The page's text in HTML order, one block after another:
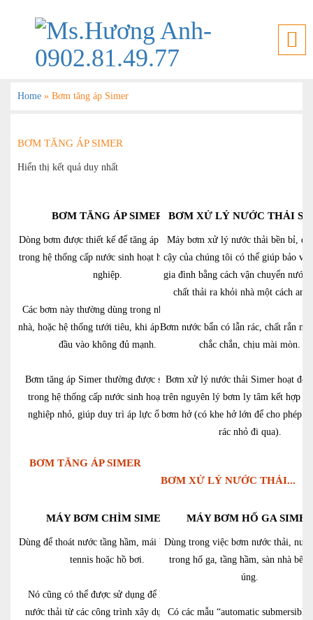
Home » Bơm tăng áp Simer
BƠM TĂNG ÁP SIMER
Hiển thị kết quả duy nhất
BƠM TĂNG ÁP SIMER
Dòng bơm được thiết kế để tăng áp lực nước
trong hệ thống cấp nước sinh hoạt hoặc công
nghiệp.
Các bơm này thường dùng trong nhà ở, tòa
nhà, hoặc hệ thống tưới tiêu, khi áp lực nước
đầu vào không đủ mạnh.
Bơm tăng áp Simer thường được sử dụng
trong hệ thống cấp nước sinh hoạt, công
nghiệp nhỏ, giúp duy trì áp lực ổn định.
BƠM TĂNG ÁP SIMER
BƠM XỬ LÝ NƯỚC THẢI
Máy bơm xử lý nước thải bền bỉ,
cậy của chúng tôi có thể giúp bảo vệ
gia đình bằng cách vận chuyển nước
chất thải ra khỏi nhà một cách an
Bơm nước bẩn có lẫn rác, chất rắn
chắc chắn, chịu mài mòn.
Bơm xử lý nước thải Simer hoạt
trên nguyên lý bơm ly tâm kết hợp
bơm hở (có khe hở lớn để cho phép
rác nhỏ đi qua).
BƠM XỬ LÝ NƯỚC THẢI...
MÁY BƠM CHÌM SIMER
Dùng để thoát nước tầng hầm, mái bằng, sân
tennis hoặc hồ bơi.
Nó cũng có thể được sử dụng để loại bỏ
nước thải từ các công trình xây dựng như
MÁY BƠM HỐ GA SIMER
Dùng trong việc bơm nước thải,
trong hố ga, tầng hầm, sàn nhà
úng.
Có các mẫu “automatic submersible